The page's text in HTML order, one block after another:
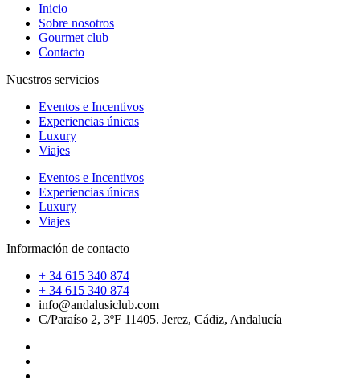
Inicio
Sobre nosotros
Gourmet club
Contacto
Nuestros servicios
Eventos e Incentivos
Experiencias únicas
Luxury
Viajes
Eventos e Incentivos
Experiencias únicas
Luxury
Viajes
Información de contacto
+ 34 615 340 874
+ 34 615 340 874
info@andalusiclub.com
C/Paraíso 2, 3ºF 11405. Jerez, Cádiz, Andalucía